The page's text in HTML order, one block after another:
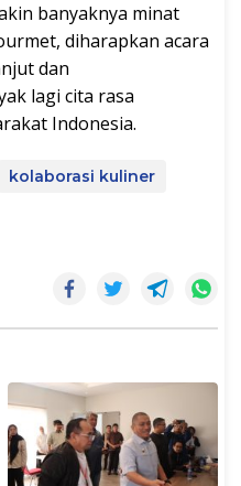
banyaknya minat
diharapkan acara
dan
lagi cita rasa
Indonesia.
kolaborasi kuliner